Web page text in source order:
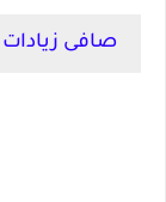
صافى زيادات